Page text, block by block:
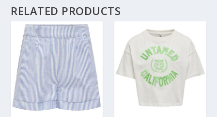
RELATED PRODUCTS